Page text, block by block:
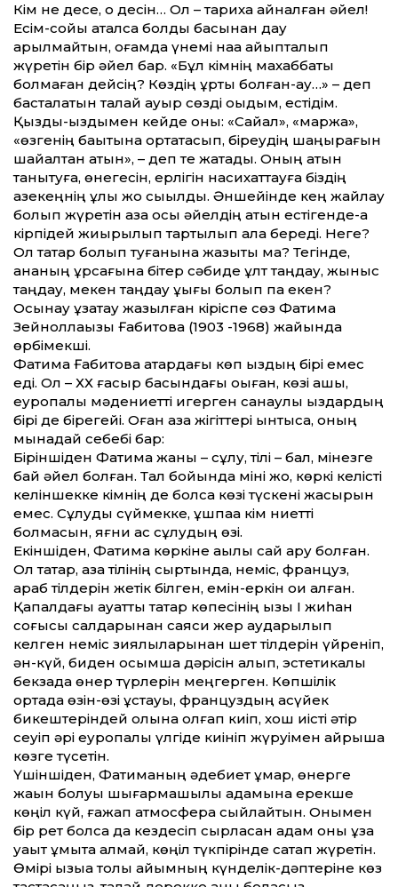
Кім не десе, о десін… Ол – тарихқа айналған әйел!
Есім-сойы аталса болды басынан дау
арылмайтын, қоғамда үнемі нақақ айыпталып
жүретін бір әйел бар. «Бұл кімнің махаббаты
болмаған дейсің? Көздің құрты болған-ау…» – деп
басталатын талай ауыр сөзді оқыдым, естідім.
Қызды-қыздымен кейде оны: «Сайқал», «маржа»,
«өзгенің бақытына ортақтасып, біреудің шаңырағын
шайқалтқан қатын», – деп те жатады. Оның атын
танытуға, өнегесін, ерлігін насихаттауға біздің
қазекеңнің құлқы жоқ сықылды. Әншейін­де кең жайлау
болып жүретін қазақ осы әйелдің атын естігенде-ақ
кірпідей жиырылып тартылып қала береді. Неге?
Ол татар болып туғанына жазықты ма? Тегінде,
ананың құрсағына бітер сәбиде ұлт таңдау, жыныс
таңдау, мекен таңдау құқығы болып па екен?
Осынау ұзақтау жазылған кіріспе сөз Фатима
Зейноллақызы Ғабитова (1903 -1968) жайында
өрбімекші.
Фатима Ғабитова қатардағы көп қыздың бірі емес
еді. Ол – ХХ ғасыр басындағы оқыған, көзі ашық,
еуропалық мәдениетті игерген санаулы қыздардың
бірі де бірегейі. Оған қазақ жігіттері ынтықса, оның
мынадай себебі бар:
Біріншіден Фатима жаны – сұлу, тілі – бал, мінезге
бай әйел болған. Тал бойын­да міні жоқ, көркі келісті
келіншекке кімнің де болса көзі түскені жасырын
емес. Сұлуды сүймекке, құшпаққа кім ниетті
болмасын, яғни қас сұлудың өзі.
Екіншіден, Фатима көркіне ақылы сай ару болған.
Ол татар, қазақ тілінің сыртында, неміс, француз,
араб тілдерін жетік білген, емін-еркін оқи алған.
Қапалдағы ауқатты татар көпесінің қызы І жиһан
соғысы салдарынан саяси жер аударылып
келген неміс зиялыларынан шет тілдерін үйреніп,
ән-күй, биден қосымша дәрісін алып, эстетикалық
бекзада өнер түрлерін меңгерген. Көпшілік
ортада өзін-өзі ұстауы, француздың ақсүйек
бикештеріндей қолына қолғап киіп, хош иісті әтір
сеуіп әрі еуропалық үлгіде киініп жүруімен айрықша
көзге түсетін.
Үшіншіден, Фатиманың әдебиет құмар, өнерге
жақын болуы шығармашылық адамына ерекше
көңіл күй, ғажап атмосфера сыйлайтын. Онымен
бір рет болса да кездесіп сырласқан адам оны ұзақ
уақыт ұмыта алмай, көңіл түкпірінде сақтап жүретін.
Өмірі қызыққа толы айымның күнделік-дәптеріне көз